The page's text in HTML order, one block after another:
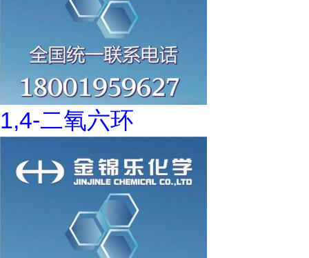
1,4-二氧六环